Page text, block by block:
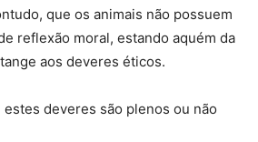
que os animais não possuem
reflexão moral, estando aquém da
aos deveres éticos.
estes deveres são plenos ou não